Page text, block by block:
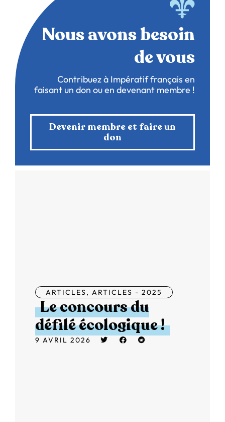
Nous avons besoin
de vous
Contribuez à Impératif français en
faisant un don ou en devenant membre !
Devenir membre et faire un
don
ARTICLES, ARTICLES - 2025
Le concours du
défilé écologique !
9 AVRIL 2026